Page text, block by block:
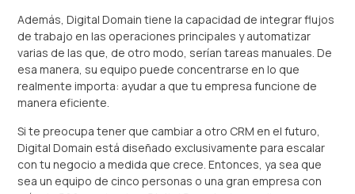
Además, Digital Domain tiene la capacidad de integrar flujos
de trabajo en las operaciones principales y automatizar
varias de las que, de otro modo, serían tareas manuales. De
esa manera, su equipo puede concentrarse en lo que
realmente importa: ayudar a que tu empresa funcione de
manera eficiente.
Si te preocupa tener que cambiar a otro CRM en el futuro,
Digital Domain está diseñado exclusivamente para escalar
con tu negocio a medida que crece. Entonces, ya sea que
sea un equipo de cinco personas o una gran empresa con